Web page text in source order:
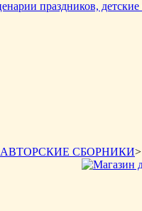
АВТОРСКИЕ СБОРНИКИ>